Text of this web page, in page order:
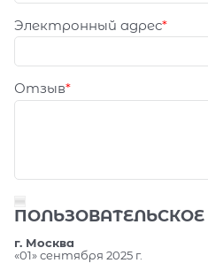
Электронный адрес
Отзыв
г. Москва
«01» сентября 2025 г.